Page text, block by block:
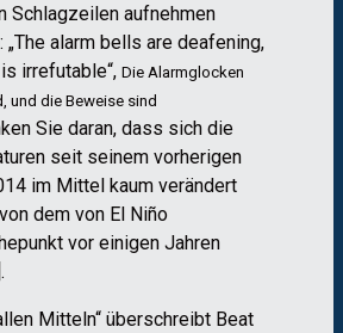
Schlagzeilen aufnehmen
„The alarm bells are deafening,
irrefutable“, Die Alarmglocken
und die Beweise sind
Sie daran, dass sich die
seit seinem vorherigen
im Mittel kaum verändert
dem von El Niño
vor einigen Jahren
Mitteln“ überschreibt Beat